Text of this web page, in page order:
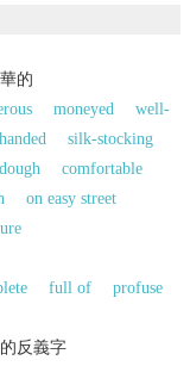
的
moneyed
well-
silk-stocking
comfortable
on easy street
full of
profuse
反義字